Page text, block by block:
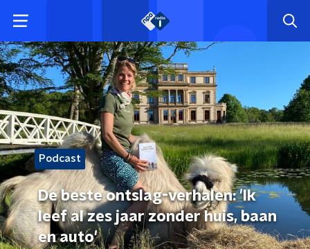
Podcast
De beste ontslag-verhalen: 'Ik
leef al zes jaar zonder huis, baan
en auto'